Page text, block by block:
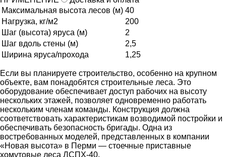
Максимальная высота лесов (м) 40
Нагрузка, кг/м2
200
Шаг (высота) яруса (м)
2
Шаг вдоль стены (м)
2,5
Ширина яруса/прохода
1,25
Если вы планируете строительство, особенно на крупном
объекте, вам понадобятся строительные леса. Это
оборудование обеспечивает доступ рабочих на высоту
нескольких этажей, позволяет одновременно работать
нескольким членам команды. Конструкция должна
соответствовать характеристикам возводимой постройки и
обеспечивать безопасность бригады. Одна из
востребованных моделей, представленных в компании
«Новая высота» в Перми — стоечные приставные
хомутовые леса ЛСПХ-40.